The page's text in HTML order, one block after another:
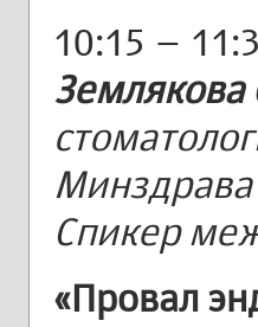
10:15 –
Землякова
Минздрава
Спикер
«Провал